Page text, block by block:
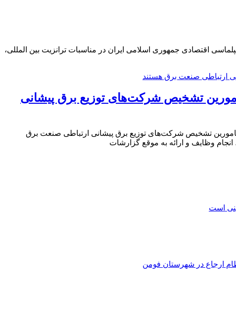
اقتصادی جمهوری اسلامی ایران در مناسبات ترانزیت بین المللی،
تشخیص شركت‌های توزیع برق پیشانی
تشخیص شرکت‌های توزیع برق پیشانی ارتباطی صنعت برق
وظایف و ارائه به موقع گزارشات
است
ارجاع در شهرستان فومن